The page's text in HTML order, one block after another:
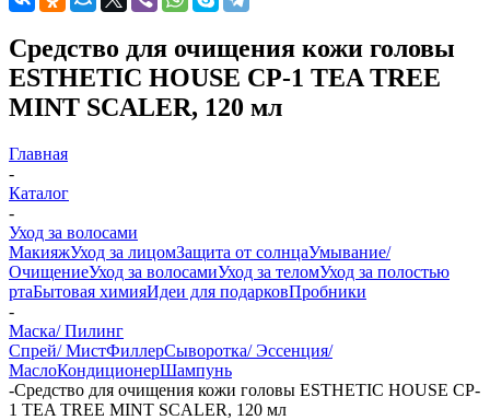
Средство для очищения кожи головы
ESTHETIC HOUSE CP-1 TEA TREE
MINT SCALER, 120 мл
Главная
-
Каталог
-
Уход за волосами
МакияжУход за лицомЗащита от солнцаУмывание/
ОчищениеУход за волосамиУход за теломУход за полостью
ртаБытовая химияИдеи для подарковПробники
-
Маска/ Пилинг
Спрей/ МистФиллерСыворотка/ Эссенция/
МаслоКондиционерШампунь
-Средство для очищения кожи головы ESTHETIC HOUSE CP-
1 TEA TREE MINT SCALER, 120 мл